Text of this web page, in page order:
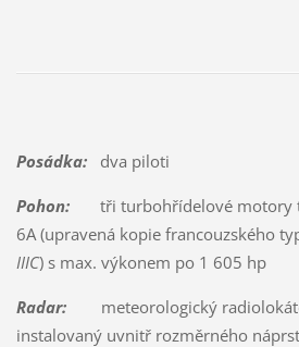
Posádka:dva piloti
Pohon:tři turbohřídelové motory
6A (upravená kopie francouzského
IIIC) s max. výkonem po 1 605 hp
Radar:meteorologický
instalovaný uvnitř rozměrného